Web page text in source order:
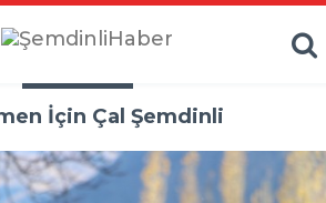
İçin Çal Şemdinli